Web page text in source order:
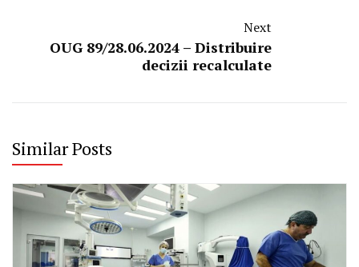
Next
OUG 89/28.06.2024 – Distribuire
decizii recalculate
Similar Posts